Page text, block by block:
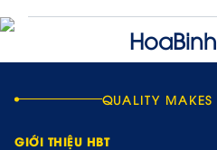
QUALITY MAKES
GIỚI THIỆU HBT